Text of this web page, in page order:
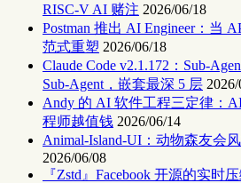
RISC-V AI 赌注 2026/06/18
Postman 推出 AI Engineer：当
范式重塑 2026/06/18
Claude Code v2.1.172：Sub-
Sub-Agent，嵌套最深 5 层
Andy 的 AI 软件工程三定律：
程师越值钱 2026/06/14
Animal-Island-UI：动物森友会
2026/06/08
『Zstd』Facebook 开源的实